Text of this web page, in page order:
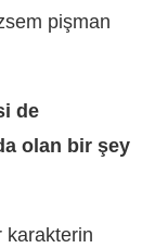
pişman
de
olan bir şey
karakterin